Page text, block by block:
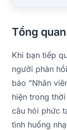
Tổng quan
Khi bạn tiếp
người phản
báo "Nhân
hiện trong
câu hỏi phức
tình huống